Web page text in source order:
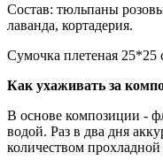
Состав: тюльпаны
лаванда, кортадерия.
Сумочка плетеная 25*25
Как ухаживать за
В основе композиции -
водой. Раз в два дня
количеством